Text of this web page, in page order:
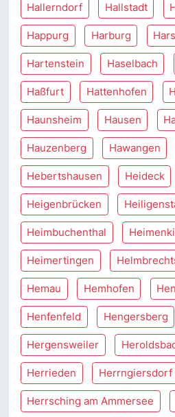
Hallerndorf Hallstadt
Happurg Harburg
Hartenstein Haselbach
Haßfurt Hattenhofen
Haunsheim Hausen
Hauzenberg Hawangen
Hebertshausen Heideck
Heigenbrücken
Heimbuchenthal
Heimertingen
Hemau Hemhofen
Henfenfeld Hengersberg
Hergensweiler
Herrieden Herrngiersdorf
Herrsching am Ammersee